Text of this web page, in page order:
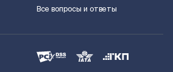
Все вопросы и ответы